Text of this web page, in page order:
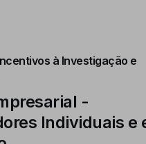
à Investigação e
-
Individuais e